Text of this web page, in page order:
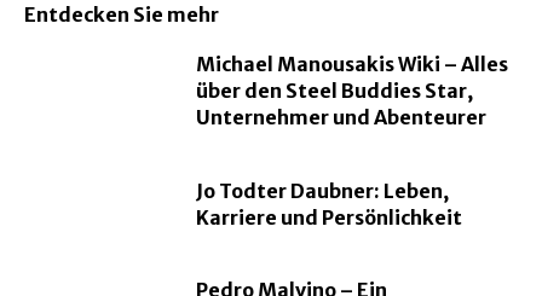
Entdecken Sie mehr
Michael Manousakis Wiki – Alles
über den Steel Buddies Star,
Unternehmer und Abenteurer
Jo Todter Daubner: Leben,
Karriere und Persönlichkeit
Pedro Malvino – Ein